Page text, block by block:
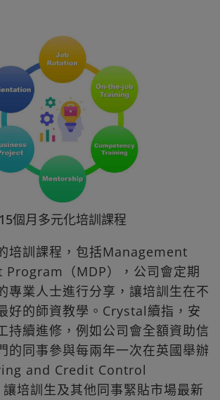
15個月多元化培訓課程
培訓課程，包括Management
（MDP），公司會定期
專業人士進行分享，讓培訓生在不
好的師資教學。Crystal續指，安
持續進修，例如公司會全額資助信
的同事參與每兩年一次在英國舉辦
and Credit Control
培訓生及其他同事緊貼市場最新